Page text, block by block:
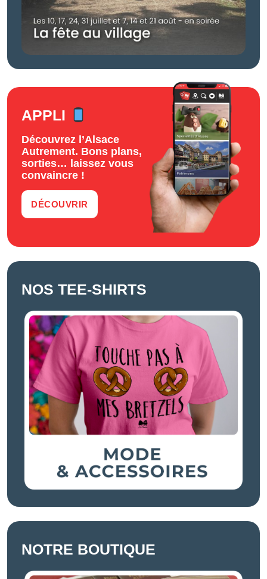
APPLI
Découvrez l’Alsace
Autrement. Bons plans,
sorties… laissez vous
convaincre !
DÉCOUVRIR
NOS TEE-SHIRTS
NOTRE BOUTIQUE